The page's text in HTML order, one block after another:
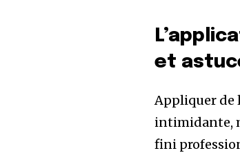
et
Appliquer de
intimidante,
fini